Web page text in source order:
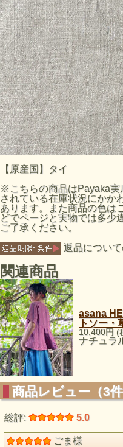
【原産国】タイ
※こちらの商品はPayaka実
されている在庫状況にかか
あります。また商品の色は
どでページと実物では多少
ご了承ください。
返品につい
関連商品
asana
トソー・
10,400円 (
ナチュラ
商品レビュー（3件
総評: 5.0
ごま様